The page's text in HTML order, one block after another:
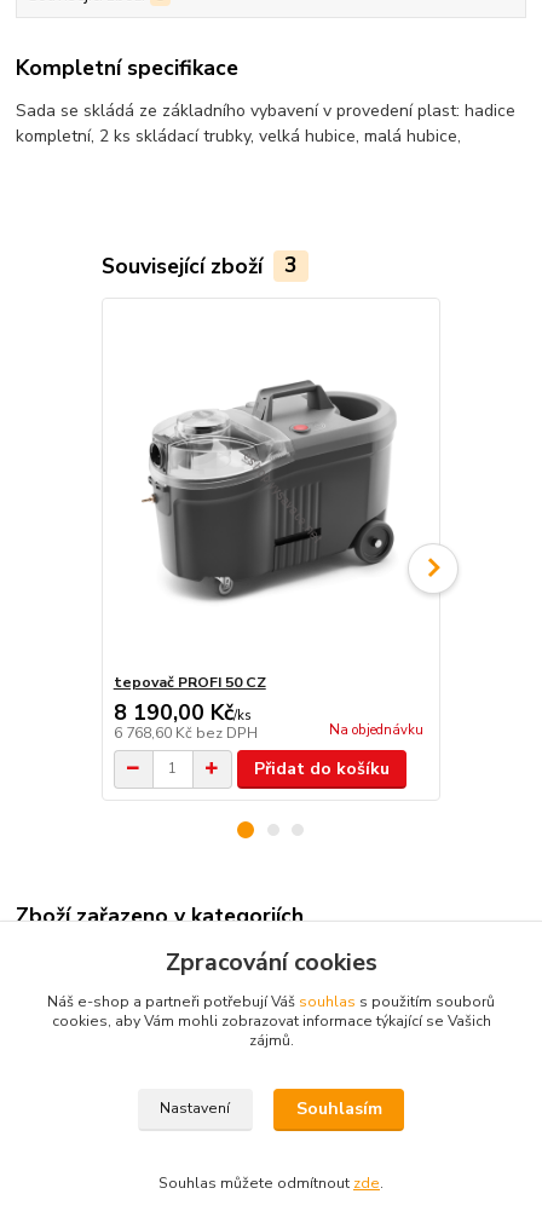
Kompletní specifikace
Sada se skládá ze základního vybavení v provedení plast: hadice
kompletní, 2 ks skládací trubky, velká hubice, malá hubice,
Související zboží 3
tepovač PROFI 50 CZ
8 190,00 Kč/ks
6 768,60 Kč bez DPH Na objednávku
Přidat do košíku
Zboží zařazeno v kategoriích
příslušenství tepovačůZpracování cookies
Náš e-shop a partneři potřebují Váš souhlas s použitím souborů
cookies, aby Vám mohli zobrazovat informace týkající se Vašich
zájmů.
Nastavení Souhlasím
Souhlas můžete odmítnout zde.